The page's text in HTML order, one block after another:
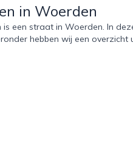
in Woerden
is een straat in Woerden. In
hebben wij een